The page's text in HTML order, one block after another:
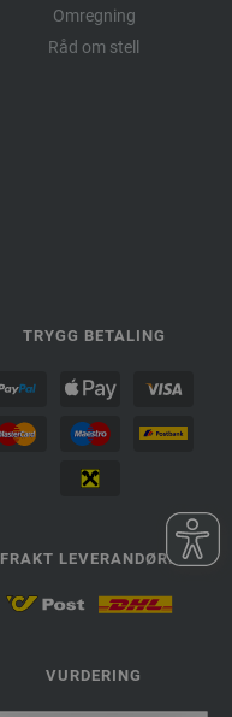
Omregning
Råd om stell
TRYGG BETALING
FRAKT LEVERANDØRER
VURDERING